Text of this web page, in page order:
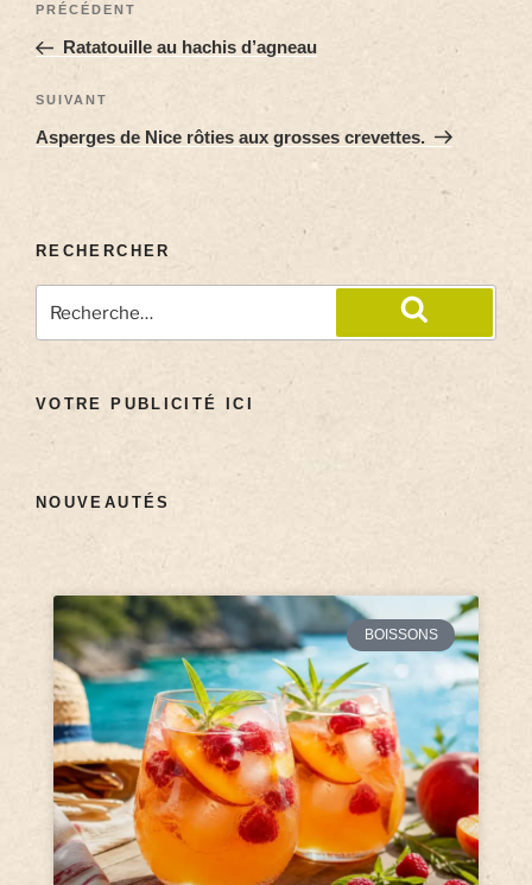
PRÉCÉDENT
Ratatouille au hachis d’agneau
SUIVANT
Asperges de Nice rôties aux grosses crevettes.
RECHERCHER
VOTRE PUBLICITÉ ICI
NOUVEAUTÉS
BOISSONS